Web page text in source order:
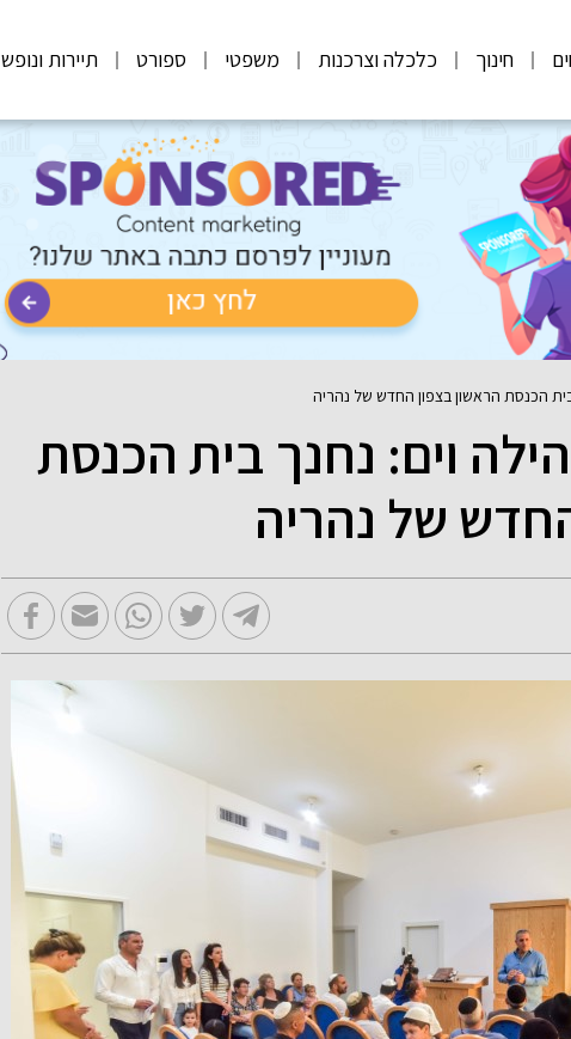
חינוך כלכלה וצרכנות משפטי ספורט תיירות ונופש
הכנסת הראשון בצפון החדש של נהריה
וים: נחנך בית הכנסת
של נהריה